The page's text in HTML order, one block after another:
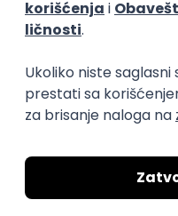
Okupljamo
transparentnost